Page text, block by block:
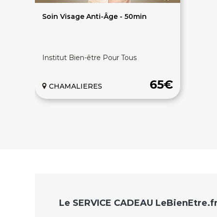
Soin Visage Anti-Âge - 50min
Institut Bien-être Pour Tous
65€
CHAMALIERES
Le SERVICE CADEAU